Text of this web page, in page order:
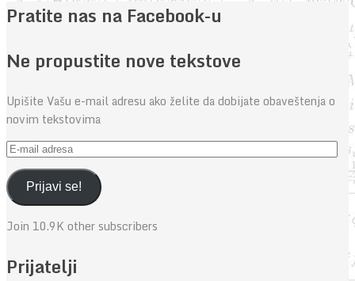
Pratite nas na Facebook-u
Ne propustite nove tekstove
Upišite Vašu e-mail adresu ako želite da dobijate obaveštenja o
novim tekstovima
E-
mail
adresaPrijavi se!
Join 10.9K other subscribers
Prijatelji